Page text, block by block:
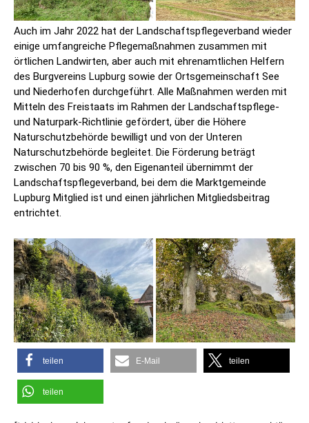
Auch im Jahr 2022 hat der Landschaftspflegeverband wieder
einige umfangreiche Pflegemaßnahmen zusammen mit
örtlichen Landwirten, aber auch mit ehrenamtlichen Helfern
des Burgvereins Lupburg sowie der Ortsgemeinschaft See
und Niederhofen durchgeführt. Alle Maßnahmen werden mit
Mitteln des Freistaats im Rahmen der Landschaftspflege-
und Naturpark-Richtlinie gefördert, über die Höhere
Naturschutzbehörde bewilligt und von der Unteren
Naturschutzbehörde begleitet. Die Förderung beträgt
zwischen 70 bis 90 %, den Eigenanteil übernimmt der
Landschaftspflegeverband, bei dem die Marktgemeinde
Lupburg Mitglied ist und einen jährlichen Mitgliedsbeitrag
entrichtet.
teilen E-Mail teilen
teilen